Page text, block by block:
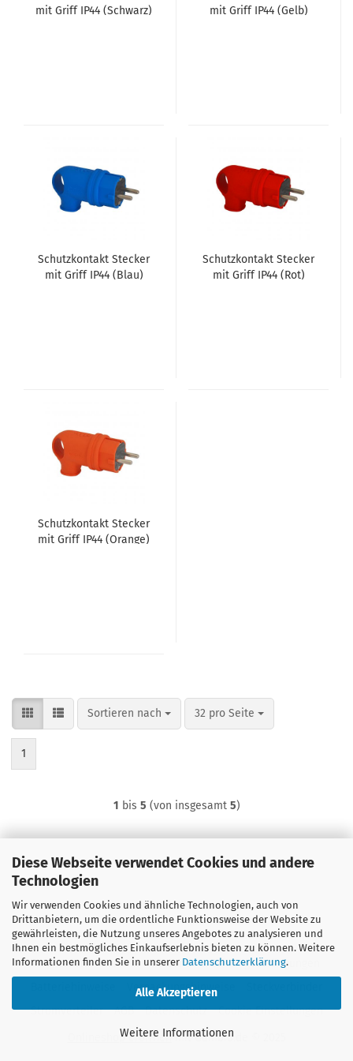
Diese Webseite verwendet Cookies und andere
Technologien
Wir verwenden Cookies und ähnliche Technologien, auch von
Drittanbietern, um die ordentliche Funktionsweise der Website zu
gewährleisten, die Nutzung unseres Angebotes zu analysieren und
Ihnen ein bestmögliches Einkaufserlebnis bieten zu können. Weitere
Informationen finden Sie in unserer Datenschutzerklärung.
Alle Akzeptieren
Weitere Informationen
mit Griff IP44 (Schwarz)
mit Griff IP44 (Gelb)
Schutz­kon­takt Ste­cker
mit Griff IP44 (Blau)
Schutz­kon­takt Ste­cker
mit Griff IP44 (Rot)
Schutz­kon­takt Ste­cker
mit Griff IP44 (Oran­ge)
Sortieren nach
Sortieren nach 32 pro Seite
pro Seite
1
1 bis 5 (von insgesamt 5)
Impressum Kontakt
Versand- & Zahlungsbedingungen
Verpackungshinweise
Stromverteiler
AGB Datenschutz
Cookie Einstellungen
Onlineshop eröffnenmit Gambio.de © 2025